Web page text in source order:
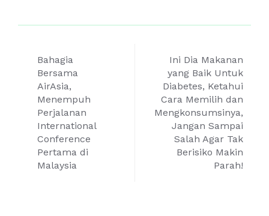
Post
navigation
Bahagia
Bersama
AirAsia,
Menempuh
Perjalanan
International
Conference
Pertama di
Malaysia
Ini Dia Makanan
yang Baik Untuk
Diabetes, Ketahui
Cara Memilih dan
Mengkonsumsinya,
Jangan Sampai
Salah Agar Tak
Berisiko Makin
Parah!